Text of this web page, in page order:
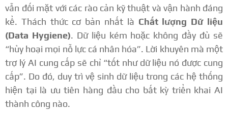
vẫn đối mặt với các rào cản kỹ thuật và vận hành đáng
kể. Thách thức cơ bản nhất là Chất lượng Dữ liệu
(Data Hygiene). Dữ liệu kém hoặc không đầy đủ sẽ
“hủy hoại mọi nỗ lực cá nhân hóa”. Lời khuyên mà một
trợ lý AI cung cấp sẽ chỉ “tốt như dữ liệu nó được cung
cấp”. Do đó, duy trì vệ sinh dữ liệu trong các hệ thống
hiện tại là ưu tiên hàng đầu cho bất kỳ triển khai AI
thành công nào.